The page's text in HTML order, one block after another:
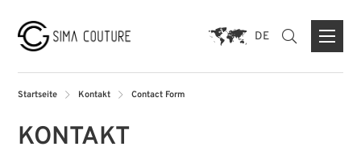
ÜBER UNS
DE
Startseite Kontakt Contact Form
KONTAKT